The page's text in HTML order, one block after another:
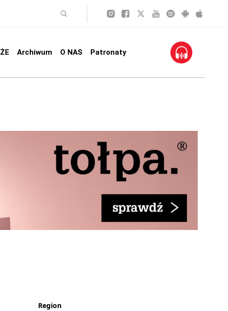
Archiwum O NAS Patronaty
Region